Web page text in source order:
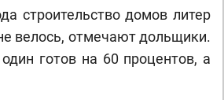
строительство домов литер
велось, отмечают дольщики.
готов на 60 процентов, а